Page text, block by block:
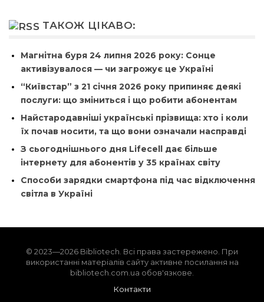
ТАКОЖ ЦІКАВО:
Магнітна буря 24 липня 2026 року: Сонце
активізувалося — чи загрожує це Україні
“Київстар” з 21 січня 2026 року припиняє деякі
послуги: що зміниться і що робити абонентам
Найстародавніші українські прізвища: хто і коли
їх почав носити, та що вони означали насправді
З сьогоднішнього дня Lifecell дає більше
інтернету для абонентів у 35 країнах світу
Способи зарядки смартфона під час відключення
світла в Україні
© 2023—2026 Bibliotech. Всі права застережено. При
використанні матеріалів сайту активне посилання на
bibliotech.com.ua обов'язкове.
Контакти